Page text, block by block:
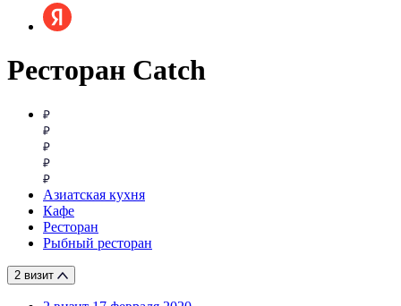
Ресторан Catch
Азиатская кухня
Кафе
Ресторан
Рыбный ресторан
2 визит